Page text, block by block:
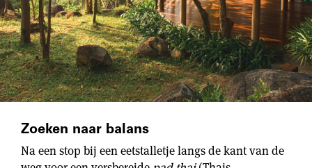
Zoeken naar balans
Na een stop bij een eetstalletje langs de kant van de